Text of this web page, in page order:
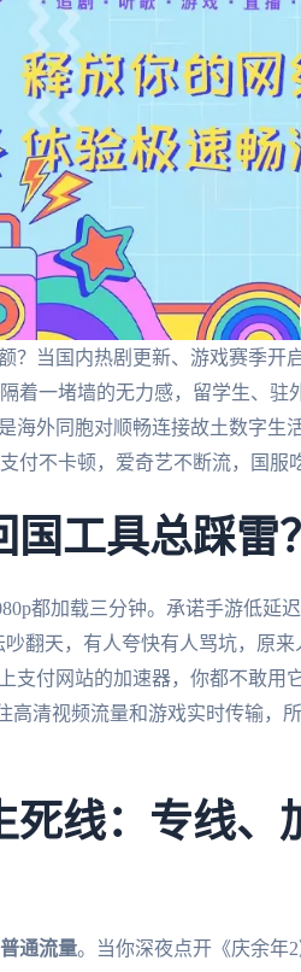
？当国内热剧更新、游戏赛季开
一堵墙的无力感，留学生、驻
海外同胞对顺畅连接故土数字生
付不卡顿，爱奇艺不断流，国服
工具总踩雷？
都加载三分钟。承诺手游低延
吵翻天，有人夸快有人骂坑，原
支付网站的加速器，你都不敢用
高清视频流量和游戏实时传输，
死线：专线、
通流量。当你深夜点开《庆余年